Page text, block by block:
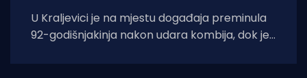
U Kraljevici je na mjestu događaja preminula
92-godišnjakinja nakon udara kombija, dok je